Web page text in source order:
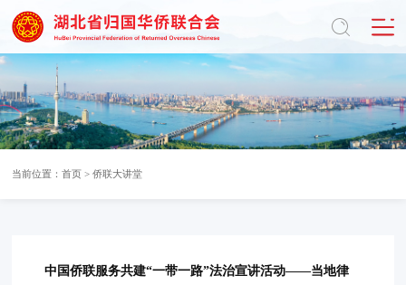
当前位置：首页 >侨联大讲堂
中国侨联服务共建“一带一路”法治宣讲活动——当地律